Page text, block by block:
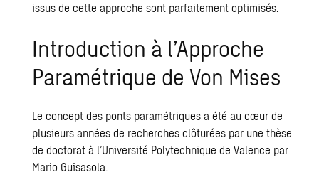
issus de cette approche sont parfaitement optimisés.
Introduction à l’Approche
Paramétrique de Von Mises
Le concept des ponts paramétriques a été au cœur de
plusieurs années de recherches clôturées par une thèse
de doctorat à l’Université Polytechnique de Valence par
Mario Guisasola.